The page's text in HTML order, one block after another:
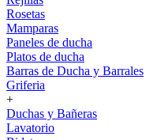
Rosetas
Mamparas
Paneles de ducha
Platos de ducha
Barras de Ducha y Barrales
Griferia
+
Duchas y Bañeras
Lavatorio